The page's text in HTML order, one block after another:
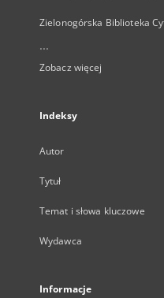
Zielonogórska Biblioteka
...
Zobacz więcej
Indeksy
Autor
Tytuł
Temat i słowa kluczowe
Wydawca
Informacje